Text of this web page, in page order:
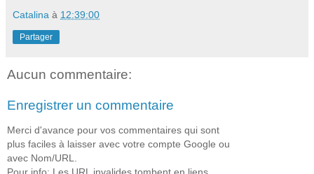
Catalina à 12:39:00
Partager
Aucun commentaire:
Enregistrer un commentaire
Merci d'avance pour vos commentaires qui sont
plus faciles à laisser avec votre compte Google ou
avec Nom/URL.